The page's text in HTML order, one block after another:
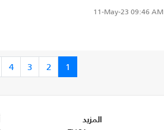
11-May-23 09:46 AM
1
2
3
4
المزيد